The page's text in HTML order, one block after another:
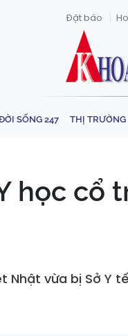
Đặt báo
SỐNG 247 THỊ TRƯỜNG
học cổ
Nhật vừa bị Sở Y